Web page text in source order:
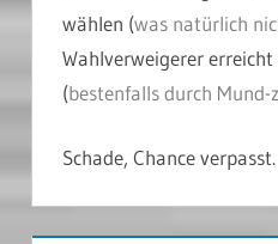
wählen (was natürlich
Wahlverweigerer
(bestenfalls durch
Schade, Chance verpasst.